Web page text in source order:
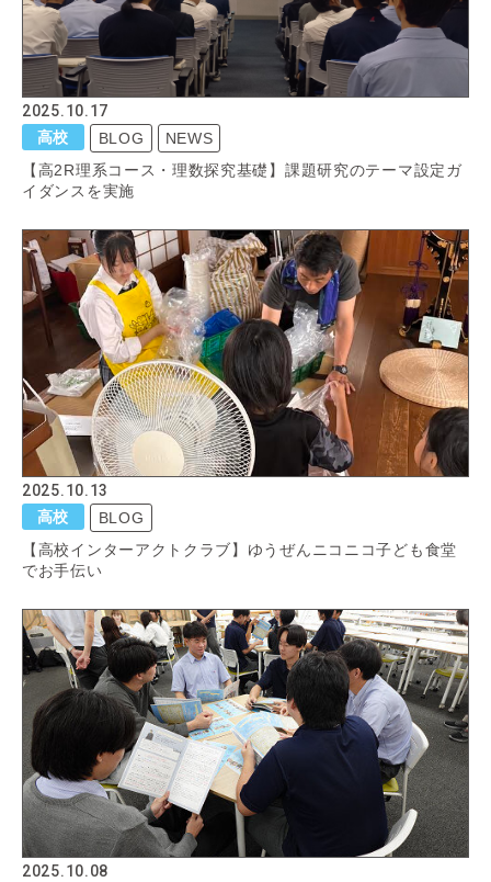
2025.10.17
高校
BLOG
NEWS
【高2R理系コース・理数探究基礎】課題研究のテーマ設定ガ
イダンスを実施
2025.10.13
高校
BLOG
【高校インターアクトクラブ】ゆうぜんニコニコ子ども食堂
でお手伝い
2025.10.08